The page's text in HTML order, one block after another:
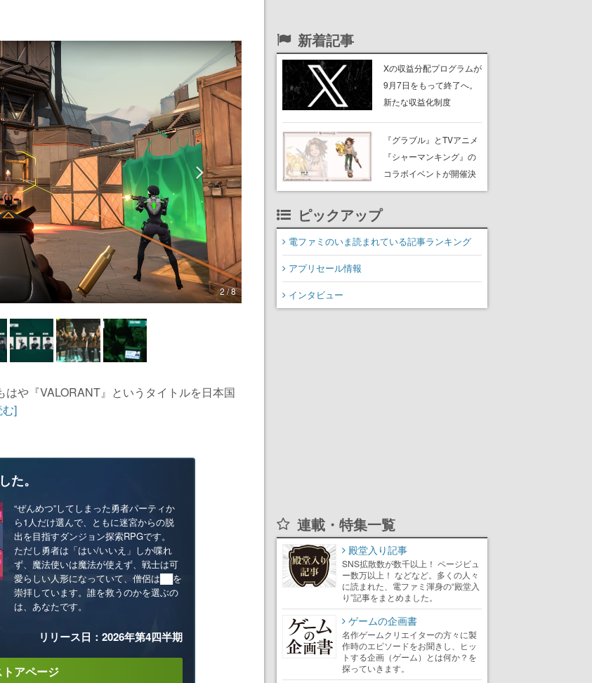
2 / 8
や『VALORANT』というタイトルを日本国
]
た。
“ぜんめつ”してしまった勇者パーティか
ら1人だけ選んで、ともに迷宮からの脱
出を目指すダンジョン探索RPGです。
ただし勇者は「はい/いいえ」しか喋れ
ず、魔法使いは魔法が使えず、戦士は可
愛らしい人形になっていて、僧侶は██を
崇拝しています。誰を救うのかを選ぶの
は、あなたです。
リリース日：2026年第4四半期
アページ
新着記事
Xの収益分配プログラムが
9月7日をもって終了へ。
新たな収益化制度
Rewards Program」を発
表
『グラブル』とTVアニメ
『シャーマンキング』の
コラボイベントが開催決
定！麻倉葉（CV：日笠陽
ピックアップ
電ファミのいま読まれている記事ランキング
アプリセール情報
インタビュー
連載・特集一覧
殿堂入り記事
SNS拡散数が数千以上！ ページビュ
ー数万以上！ などなど。多くの人々
に読まれた、電ファミ渾身の“殿堂入
り”記事をまとめました。
ゲームの企画書
名作ゲームクリエイターの方々に製
作時のエピソードをお聞きし、ヒッ
トする企画（ゲーム）とは何か？を
探っていきます。